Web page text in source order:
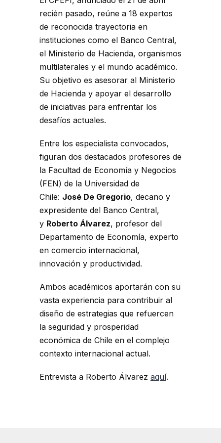
recién pasado, reúne a 18 expertos
de reconocida trayectoria en
instituciones como el Banco Central,
el Ministerio de Hacienda, organismos
multilaterales y el mundo académico.
Su objetivo es asesorar al Ministerio
de Hacienda y apoyar el desarrollo
de iniciativas para enfrentar los
desafíos actuales.
Entre los especialista convocados,
figuran dos destacados profesores de
la Facultad de Economía y Negocios
(FEN) de la Universidad de
Chile: José De Gregorio, decano y
expresidente del Banco Central,
y Roberto Álvarez, profesor del
Departamento de Economía, experto
en comercio internacional,
innovación y productividad.
Ambos académicos aportarán con su
vasta experiencia para contribuir al
diseño de estrategias que refuercen
la seguridad y prosperidad
económica de Chile en el complejo
contexto internacional actual.
Entrevista a Roberto Álvarez aquí.